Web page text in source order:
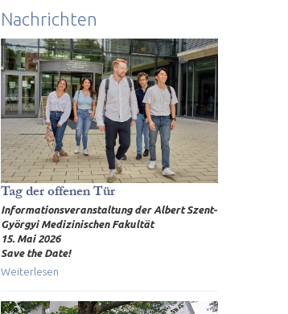
Nachrichten
Tag der offenen Tür
Informationsveranstaltung der Albert Szent-
Györgyi Medizinischen Fakultät
15. Mai 2026
Save the Date!
Weiterlesen